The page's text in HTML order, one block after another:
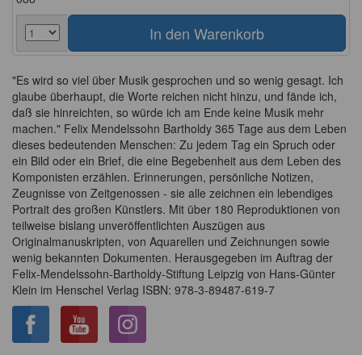
"Es wird so viel über Musik gesprochen und so wenig gesagt. Ich
glaube überhaupt, die Worte reichen nicht hinzu, und fände ich,
daß sie hinreichten, so würde ich am Ende keine Musik mehr
machen." Felix Mendelssohn Bartholdy 365 Tage aus dem Leben
dieses bedeutenden Menschen: Zu jedem Tag ein Spruch oder
ein Bild oder ein Brief, die eine Begebenheit aus dem Leben des
Komponisten erzählen. Erinnerungen, persönliche Notizen,
Zeugnisse von Zeitgenossen - sie alle zeichnen ein lebendiges
Portrait des großen Künstlers. Mit über 180 Reproduktionen von
teilweise bislang unveröffentlichten Auszügen aus
Originalmanuskripten, von Aquarellen und Zeichnungen sowie
wenig bekannten Dokumenten. Herausgegeben im Auftrag der
Felix-Mendelssohn-Bartholdy-Stiftung Leipzig von Hans-Günter
Klein im Henschel Verlag ISBN: 978-3-89487-619-7